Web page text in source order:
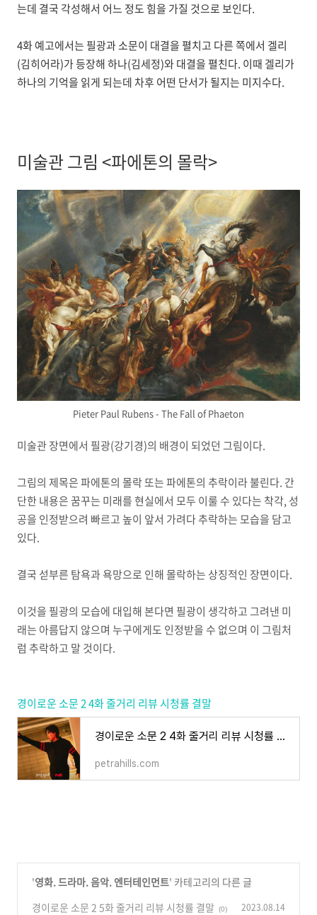
는데 결국 각성해서 어느 정도 힘을 가질 것으로 보인다.
4화 예고에서는 필광과 소문이 대결을 펼치고 다른 쪽에서 겔리
(김히어라)가 등장해 하나(김세정)와 대결을 펼친다. 이때 겔리가
하나의 기억을 읽게 되는데 차후 어떤 단서가 될지는 미지수다.
미술관 그림 <파에톤의 몰락>
Pieter Paul Rubens - The Fall of Phaeton
미술관 장면에서 필광(강기경)의 배경이 되었던 그림이다.
그림의 제목은 파에톤의 몰락 또는 파에톤의 추락이라 불린다. 간
단한 내용은 꿈꾸는 미래를 현실에서 모두 이룰 수 있다는 착각, 성
공을 인정받으려 빠르고 높이 앞서 가려다 추락하는 모습을 담고
있다.
결국 섣부른 탐욕과 욕망으로 인해 몰락하는 상징적인 장면이다.
이것을 필광의 모습에 대입해 본다면 필광이 생각하고 그려낸 미
래는 아름답지 않으며 누구에게도 인정받을 수 없으며 이 그림처
럼 추락하고 말 것이다.
경이로운 소문 2 4화 줄거리 리뷰 시청률 결말
경이로운 소문 2 4화 줄거리 리뷰 시청률 결말
petrahills.com
'영화. 드라마. 음악. 엔터테인먼트' 카테고리의 다른 글
경이로운 소문 2 5화 줄거리 리뷰 시청률 결말 (0) 2023.08.14